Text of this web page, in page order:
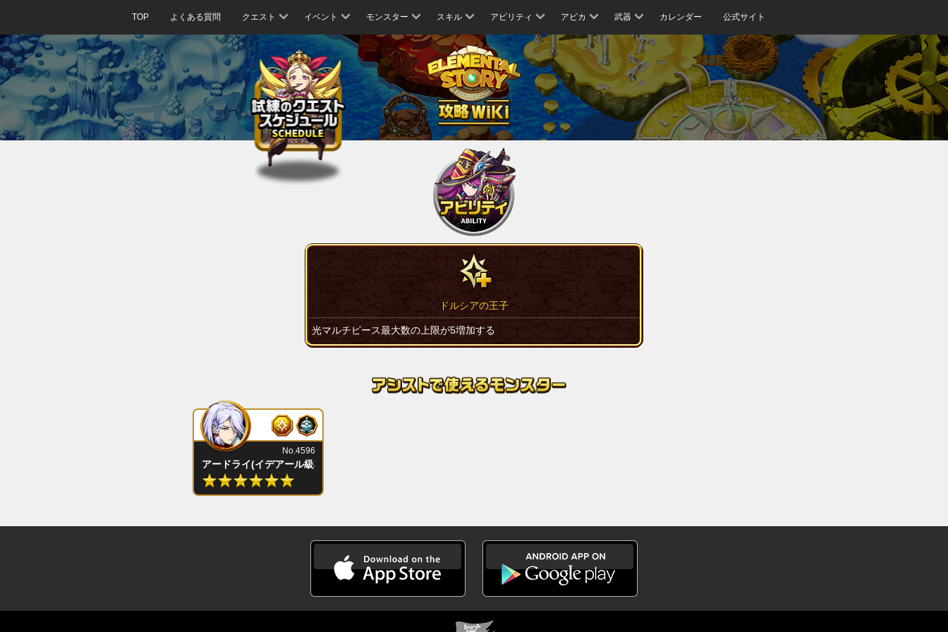
TOP よくある質問 クエスト イベント モンスター スキル アビリティ アビカ 武器 カレンダー 公式サイト
ドルシアの王子
光マルチピース最大数の上限が5増加する
アードライ(イデアール級機動殲滅機)
No.4596